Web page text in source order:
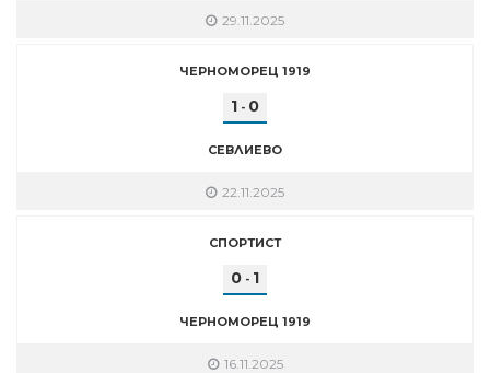
29.11.2025
ЧЕРНОМОРЕЦ 1919
1 - 0
СЕВЛИЕВО
22.11.2025
СПОРТИСТ
0 - 1
ЧЕРНОМОРЕЦ 1919
16.11.2025